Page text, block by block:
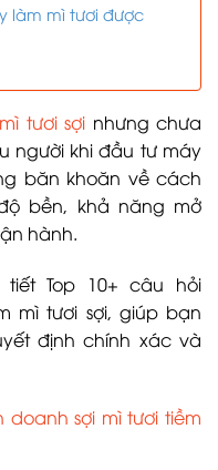
làm mì tươi được
tươi sợi nhưng chưa
người khi đầu tư máy
băn khoăn về cách
bền, khả năng mở
hành.
Top 10+ câu hỏi
mì tươi sợi, giúp bạn
định chính xác và
doanh sợi mì tươi tiềm